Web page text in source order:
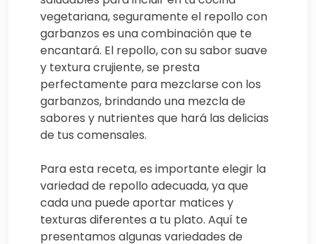
vegetariana, seguramente el repollo con
garbanzos es una combinación que te
encantará. El repollo, con su sabor suave
y textura crujiente, se presta
perfectamente para mezclarse con los
garbanzos, brindando una mezcla de
sabores y nutrientes que hará las delicias
de tus comensales.
Para esta receta, es importante elegir la
variedad de repollo adecuada, ya que
cada una puede aportar matices y
texturas diferentes a tu plato. Aquí te
presentamos algunas variedades de